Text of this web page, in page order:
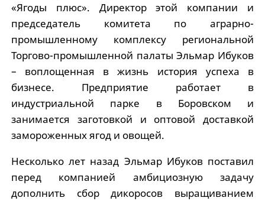
«Ягоды плюс». Директор этой компании и
председатель комитета по аграрно-
промышленному комплексу региональной
Торгово-промышленной палаты Эльмар Ибуков
– воплощенная в жизнь история успеха в
бизнесе. Предприятие работает в
индустриальной парке в Боровском и
занимается заготовкой и оптовой доставкой
замороженных ягод и овощей.
Несколько лет назад Эльмар Ибуков поставил
перед компанией амбициозную задачу
дополнить сбор дикоросов выращиванием